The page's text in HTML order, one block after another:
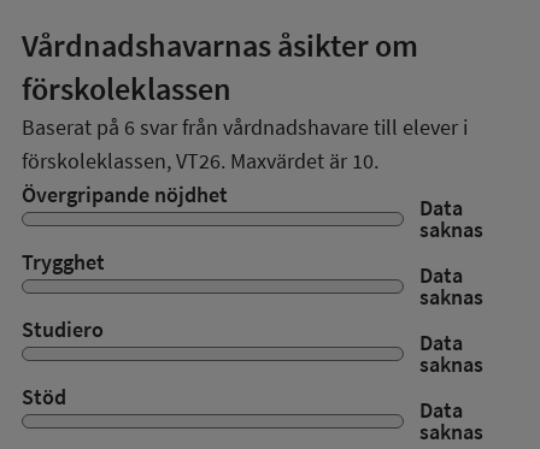
Vårdnadshavarnas åsikter om
förskoleklassen
Baserat på 6 svar från vårdnadshavare till elever i
förskoleklassen,VT26. Maxvärdet är 10.
Övergripande nöjdhet
Data
saknas
Trygghet
Data
saknas
Studiero
Data
saknas
Stöd
Data
saknas